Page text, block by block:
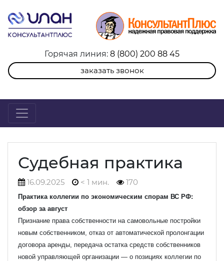
Горячая линия: 8 (800) 200 88 45
заказать звонок
Судебная практика
16.09.2025 < 1 мин. 170
Практика коллегии по экономическим спорам ВС РФ:
обзор за август
Признание права собственности на самовольные постройки
новым собственником, отказ от автоматической пролонгации
договора аренды, передача остатка средств собственников
новой управляющей организации — о позициях коллегии по